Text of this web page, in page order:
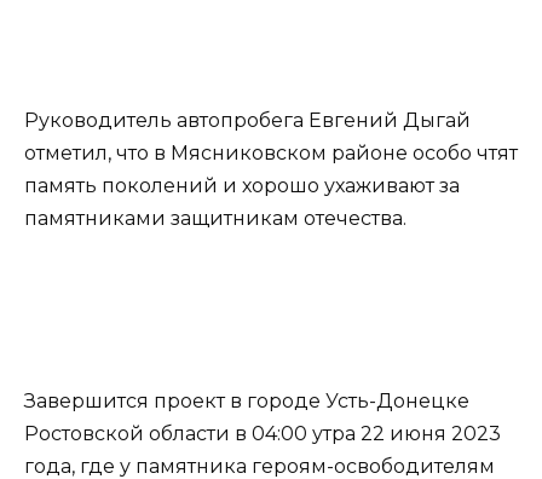
Руководитель автопробега Евгений Дыгай
отметил, что в Мясниковском районе особо чтят
память поколений и хорошо ухаживают за
памятниками защитникам отечества.
Завершится проект в городе Усть-Донецке
Ростовской области в 04:00 утра 22 июня 2023
года, где у памятника героям-освободителям